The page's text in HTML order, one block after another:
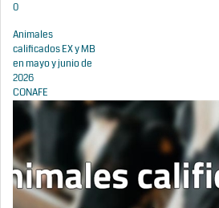
0
Animales
calificados EX y MB
en mayo y junio de
2026
CONAFE